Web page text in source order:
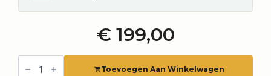
€199,00
Fotobehang
Forest
Toevoegen Aan Winkelwagen